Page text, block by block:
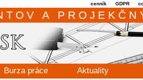
cenník GDPR
A
Burza práce Aktuality